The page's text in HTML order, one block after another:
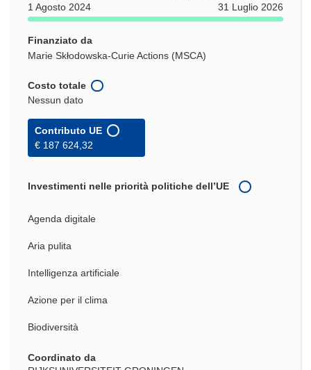
1 Agosto 2024
31 Luglio 2026
Finanziato da
Marie Skłodowska-Curie Actions (MSCA)
Costo totale
Nessun dato
Contributo UE
€ 187 624,32
Investimenti nelle priorità politiche dell’UE
Agenda digitale
Aria pulita
Intelligenza artificiale
Azione per il clima
Biodiversità
Coordinato da